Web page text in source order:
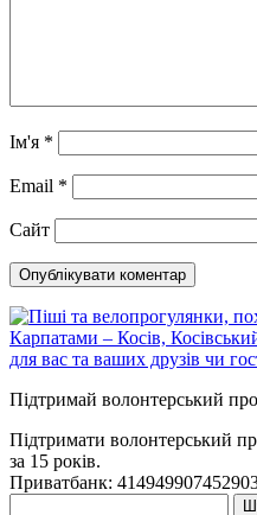
Ім'я *
Email *
Сайт
Підтримай волонтерський
Підтримати волонтерський
за 15 років.
Приватбанк: